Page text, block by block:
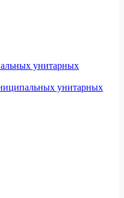
унитарных
унитарных